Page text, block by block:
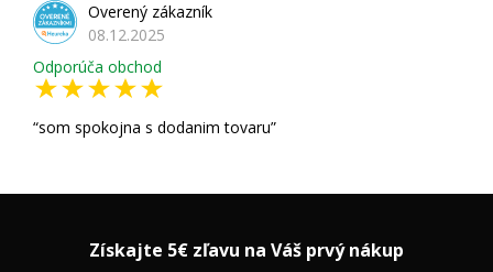
Overený zákazník
08.12.2025
Odporúča obchod
som spokojna s dodanim tovaru
Získajte 5€ zľavu na Váš prvý nákup